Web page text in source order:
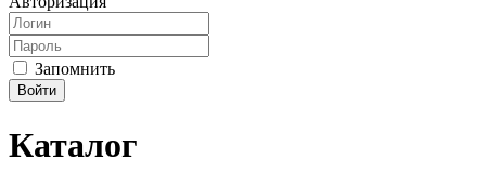
Запомнить
Войти
Каталог